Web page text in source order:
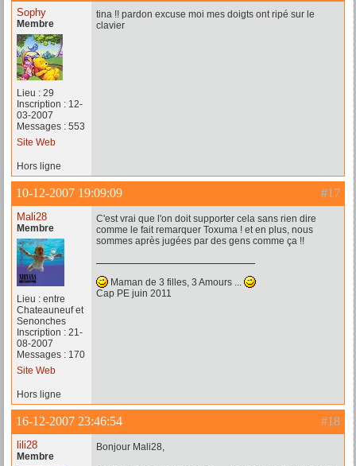
Sophy
Membre
Lieu : 29
Inscription : 12-
03-2007
Messages : 553
Site Web
tina !! pardon excuse moi mes doigts ont ripé sur le
clavier
Hors ligne
#17
10-12-2007 19:09:09
Mali28
Membre
Lieu : entre
Chateauneuf et
Senonches
Inscription : 21-
08-2007
Messages : 170
Site Web
C'est vrai que l'on doit supporter cela sans rien dire
comme le fait remarquer Toxuma ! et en plus, nous
sommes après jugées par des gens comme ça !!
Maman de 3 filles, 3 Amours ...
Cap PE juin 2011
Hors ligne
#18
16-12-2007 23:46:54
lili28
Membre
Bonjour Mali28,